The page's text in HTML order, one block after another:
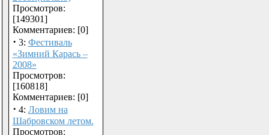
Просмотров:
[149301]
Комментариев: [0]
· 3: Фестиваль
«Зимний Карась –
2008»
Просмотров:
[160818]
Комментариев: [0]
· 4: Ловим на
Шабровском летом.
Просмотров: